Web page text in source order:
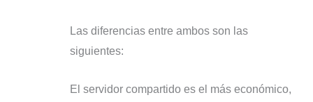
Las diferencias entre ambos son las
siguientes:
El servidor compartido es el más económico,